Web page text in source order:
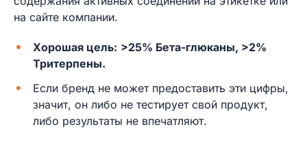
на сайте компании.
Хорошая цель: >25% Бета-глюканы, >2%
Тритерпены.
Если бренд не может предоставить эти цифры,
значит, он либо не тестирует свой продукт,
либо результаты не впечатляют.